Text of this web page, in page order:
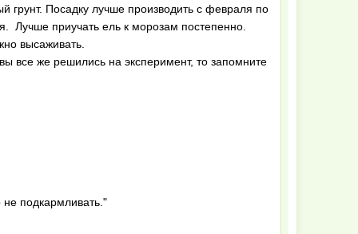
грунт. Посадку лучше производить с февраля по
Лучше приучать ель к морозам постепенно.
высаживать.
все же решились на эксперимент, то запомните
подкармливать."